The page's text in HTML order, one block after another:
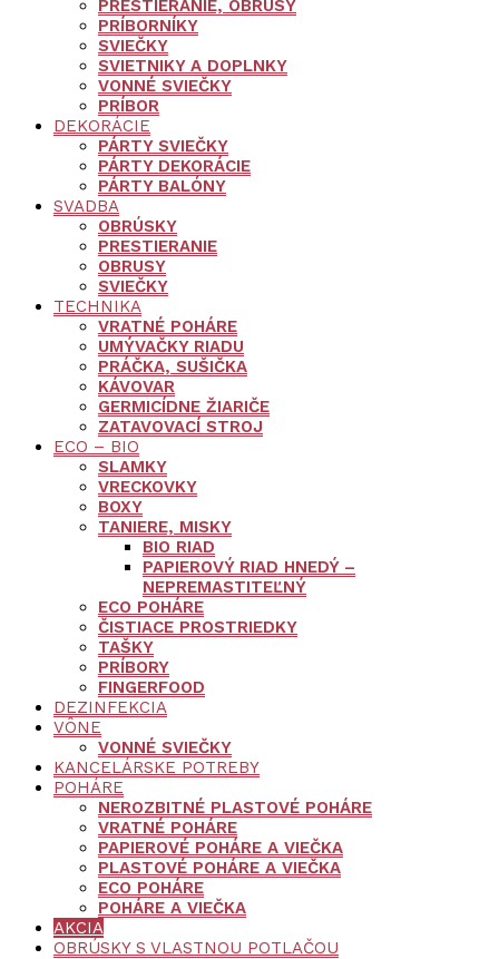
PRESTIERANIE, OBRUSY
PRÍBORNÍKY
SVIEČKY
SVIETNIKY A DOPLNKY
VONNÉ SVIEČKY
PRÍBOR
DEKORÁCIE
PÁRTY SVIEČKY
PÁRTY DEKORÁCIE
PÁRTY BALÓNY
SVADBA
OBRÚSKY
PRESTIERANIE
OBRUSY
SVIEČKY
TECHNIKA
VRATNÉ POHÁRE
UMÝVAČKY RIADU
PRÁČKA, SUŠIČKA
KÁVOVAR
GERMICÍDNE ŽIARIČE
ZATAVOVACÍ STROJ
ECO – BIO
SLAMKY
VRECKOVKY
BOXY
TANIERE, MISKY
BIO RIAD
PAPIEROVÝ RIAD HNEDÝ –
NEPREMASTITEĽNÝ
ECO POHÁRE
ČISTIACE PROSTRIEDKY
TAŠKY
PRÍBORY
FINGERFOOD
DEZINFEKCIA
VÔNE
VONNÉ SVIEČKY
KANCELÁRSKE POTREBY
POHÁRE
NEROZBITNÉ PLASTOVÉ POHÁRE
VRATNÉ POHÁRE
PAPIEROVÉ POHÁRE A VIEČKA
PLASTOVÉ POHÁRE A VIEČKA
ECO POHÁRE
POHÁRE A VIEČKA
AKCIA
OBRÚSKY S VLASTNOU POTLAČOU